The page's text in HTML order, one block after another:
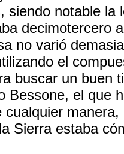
siendo notable la
decimotercero
no varió
el
buscar un buen
Bessone, el que
manera,
Sierra estaba